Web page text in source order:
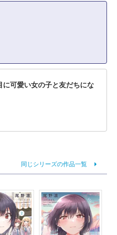
に可愛い女の子と友だちにな
同じシリーズの作品一覧